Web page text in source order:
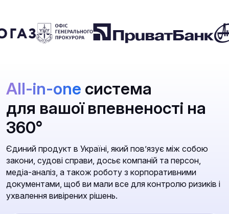
All-in-one система
для вашої впевненості на
360°
Єдиний продукт в Україні, який повʼязує між собою
закони, судові справи, досьє компаній та персон,
медіа-аналіз, а також роботу з корпоративними
документами, щоб ви мали все для контролю ризиків і
ухвалення вивірених рішень.